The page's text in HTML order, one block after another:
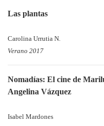
Las plantas
Carolina Urrutia N.
Verano 2017
Nomadías: El cine de
Angelina Vázquez
Isabel Mardones